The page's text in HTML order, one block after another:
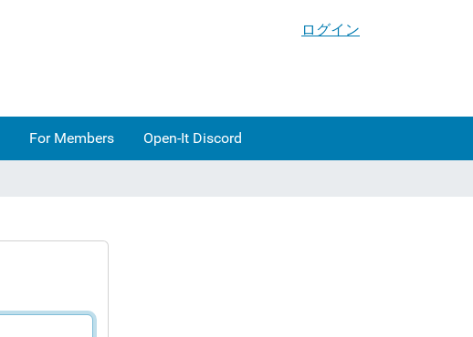
ログイン
For Members Open-It Discord